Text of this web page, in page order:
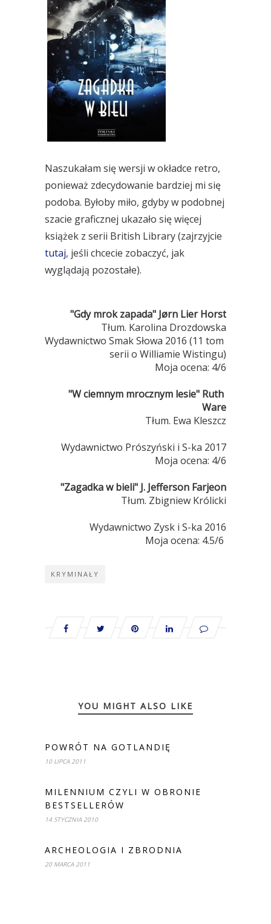
Naszukałam się wersji w okładce retro,
ponieważ zdecydowanie bardziej mi się
podoba. Byłoby miło, gdyby w podobnej
szacie graficznej ukazało się więcej
książek z serii British Library (zajrzyjcie
tutaj, jeśli chcecie zobaczyć, jak
wyglądają pozostałe).
"Gdy mrok zapada" Jørn Lier Horst
Tłum. Karolina Drozdowska
Wydawnictwo Smak Słowa 2016 (11 tom
serii o Williamie Wistingu)
Moja ocena: 4/6
"W ciemnym mrocznym lesie" Ruth
Ware
Tłum. Ewa Kleszcz
Wydawnictwo Prószyński i S-ka 2017
Moja ocena: 4/6
"Zagadka w bieli" J. Jefferson Farjeon
Tłum. Zbigniew Królicki
Wydawnictwo Zysk i S-ka 2016
Moja ocena: 4.5/6
KRYMINAŁY
YOU MIGHT ALSO LIKE
POWRÓT NA GOTLANDIĘ
10 LIPCA 2011
MILENNIUM CZYLI W OBRONIE
BESTSELLERÓW
14 STYCZNIA 2010
ARCHEOLOGIA I ZBRODNIA
20 MARCA 2011